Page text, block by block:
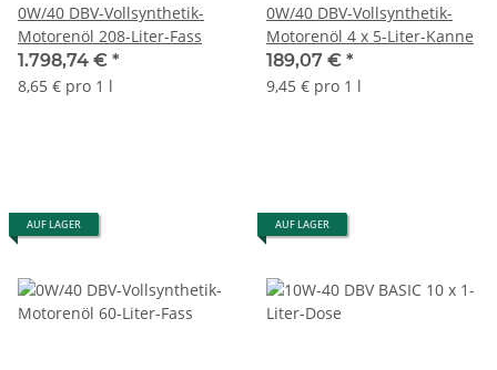
0W/40 DBV-Vollsynthetik-
Motorenöl 208-Liter-Fass
1.798,74 € *
8,65 € pro 1 l
0W/40 DBV-Vollsynthetik-
Motorenöl 4 x 5-Liter-Kanne
189,07 € *
9,45 € pro 1 l
AUF LAGER AUF LAGER